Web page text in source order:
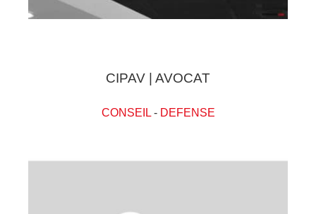
CIPAV | AVOCAT
CONSEIL- DEFENSE